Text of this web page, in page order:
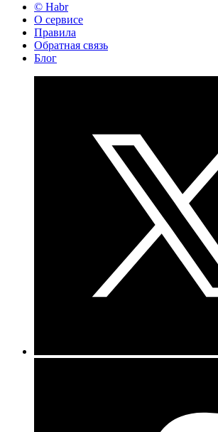
© Habr
О сервисе
Правила
Обратная связь
Блог